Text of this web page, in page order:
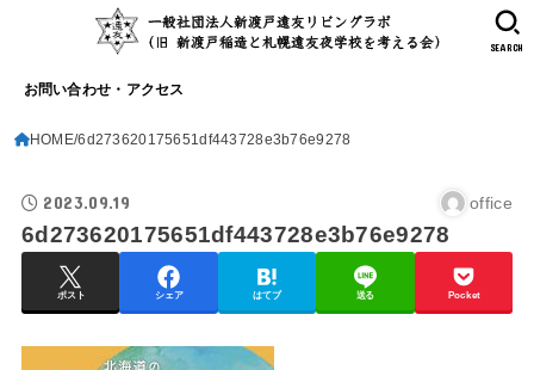
お問い合わせ・アクセス
SEARCH
HOME 6d273620175651df443728e3b76e9278
2023.09.19 office
6d273620175651df443728e3b76e9278
ポスト シェア はてブ 送る Pocket